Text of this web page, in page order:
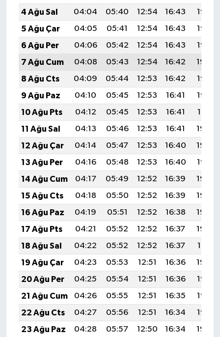
4 Ağu Sal
04:04 05:40 12:54 16:43
19:58
5 Ağu Çar
04:05 05:41 12:54 16:43
19:56
6 Ağu Per
04:06 05:42 12:54 16:43
19:55
7 Ağu Cum
04:08 05:43 12:54 16:42
19:54
8 Ağu Cts
04:09 05:44 12:53 16:42
19:53
9 Ağu Paz
04:10 05:45 12:53 16:41
19:52
10 Ağu Pts
04:12 05:45 12:53 16:41
19:51
11 Ağu Sal
04:13 05:46 12:53 16:41
19:50
12 Ağu Çar
04:14 05:47 12:53 16:40
19:48
13 Ağu Per
04:16 05:48 12:53 16:40
19:47
14 Ağu Cum
04:17 05:49 12:52 16:39
19:46
15 Ağu Cts
04:18 05:50 12:52 16:39
19:45
16 Ağu Paz
04:19 05:51 12:52 16:38
19:43
17 Ağu Pts
04:21 05:52 12:52 16:37
19:42
18 Ağu Sal
04:22 05:52 12:52 16:37
19:41
19 Ağu Çar
04:23 05:53 12:51 16:36
19:39
20 Ağu Per
04:25 05:54 12:51 16:36
19:38
21 Ağu Cum
04:26 05:55 12:51 16:35
19:37
22 Ağu Cts
04:27 05:56 12:51 16:34
19:35
23 Ağu Paz
04:28 05:57 12:50 16:34
19:34